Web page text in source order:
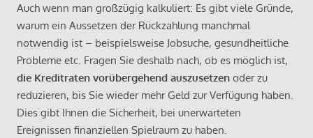
Auch wenn man großzügig kalkuliert: Es gibt viele Gründe,
warum ein Aussetzen der Rückzahlung manchmal
notwendig ist – beispielsweise Jobsuche, gesundheitliche
Probleme etc. Fragen Sie deshalb nach, ob es möglich ist,
die Kreditraten vorübergehend auszusetzen oder zu
reduzieren, bis Sie wieder mehr Geld zur Verfügung haben.
Dies gibt Ihnen die Sicherheit, bei unerwarteten
Ereignissen finanziellen Spielraum zu haben.